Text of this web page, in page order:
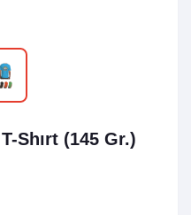
Shırt (145 Gr.)